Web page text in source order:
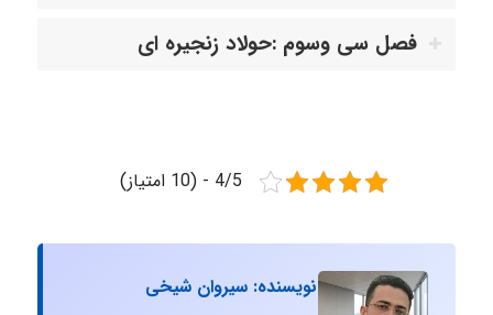
فصل سی وسوم :حولاد زنجیره ای
4/5 - (10 امتیاز)
نویسنده: سیروان شیخی